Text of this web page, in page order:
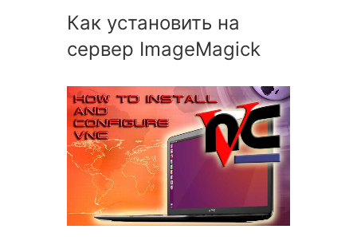
Как установить на
сервер ImageMagick